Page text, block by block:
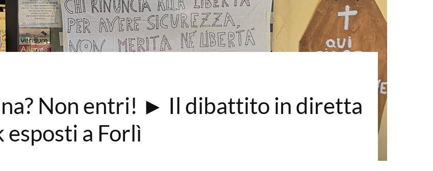
Non entri! ► Il dibattito in diretta
a Forlì